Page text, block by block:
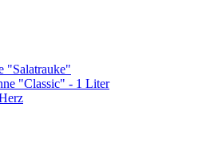
"Salatrauke"
"Classic" - 1 Liter